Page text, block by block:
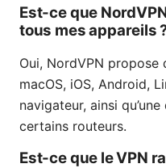
Est-ce que
tous mes appareils
Oui, NordVPN propose
macOS, iOS, Android,
navigateur, ainsi
certains routeurs.
Est-ce que le VPN